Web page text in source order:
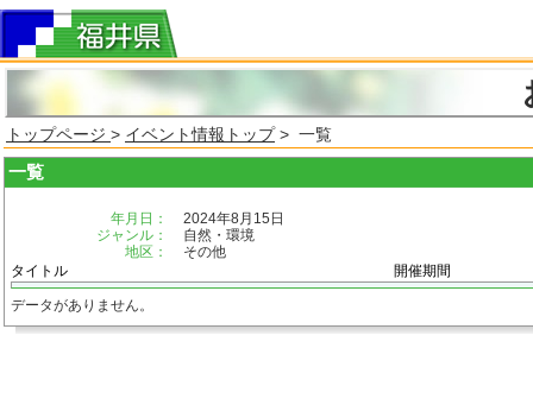
トップページ > イベント情報トップ> 一覧
一覧
年月日：
2024年8月15日
ジャンル：
自然・環境
地区：
その他
タイトル
開催期間
データがありません。